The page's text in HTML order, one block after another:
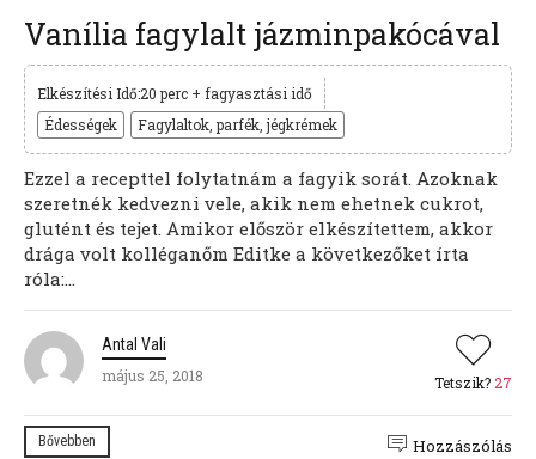
Vanília fagylalt jázminpakócával
Elkészítési Idő:20 perc + fagyasztási idő
Édességek
Fagylaltok, parfék, jégkrémek
Ezzel a recepttel folytatnám a fagyik sorát. Azoknak
szeretnék kedvezni vele, akik nem ehetnek cukrot,
glutént és tejet. Amikor először elkészítettem, akkor
drága volt kolléganőm Editke a következőket írta
róla:...
Antal Vali
május 25, 2018
Tetszik?27
Bővebben Hozzászólás